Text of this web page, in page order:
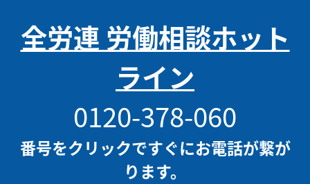
全労連 労働相談ホット
ライン
0120-378-060
番号をクリックですぐにお電話が繋が
ります。